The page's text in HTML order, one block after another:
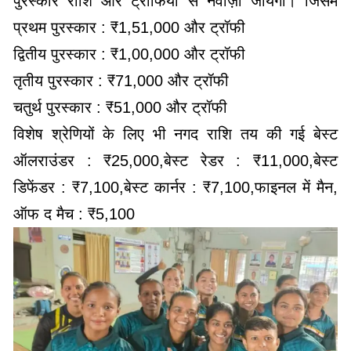
प्रथम पुरस्कार : ₹1,51,000 और ट्रॉफी
द्वितीय पुरस्कार : ₹1,00,000 और ट्रॉफी
तृतीय पुरस्कार : ₹71,000 और ट्रॉफी
चतुर्थ पुरस्कार : ₹51,000 और ट्रॉफी
विशेष श्रेणियों के लिए भी नगद राशि तय की गई बेस्ट
ऑलराउंडर : ₹25,000,बेस्ट रेडर : ₹11,000,बेस्ट
डिफेंडर : ₹7,100,बेस्ट कार्नर : ₹7,100,फाइनल में मैन,
ऑफ द मैच : ₹5,100